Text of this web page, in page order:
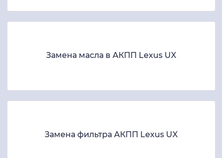
Замена масла в АКПП Lexus UX
Замена фильтра АКПП Lexus UX